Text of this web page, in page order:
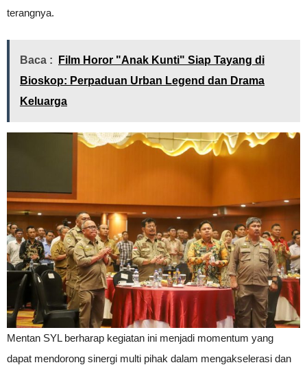
terangnya.
Baca :
Film Horor "Anak Kunti" Siap Tayang di
Bioskop: Perpaduan Urban Legend dan Drama
Keluarga
Mentan SYL berharap kegiatan ini menjadi momentum yang
dapat mendorong sinergi multi pihak dalam mengakselerasi dan